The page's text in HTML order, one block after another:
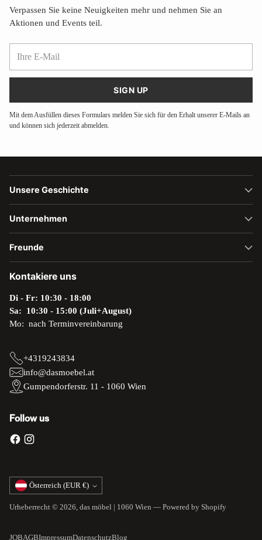
Verpassen Sie keine Neuigkeiten mehr und nehmen Sie an
Aktionen und Events teil.
SIGN UP
Mit dem Ausfüllen dieses Formulars melden Sie sich für den Erhalt unserer E-Mails an
und können sich jederzeit abmelden.
Unsere Geschichte
Unternehmen
Freunde
Kontakiere uns
Di - Fr: 10:30 - 18:00
Sa: 10:30 - 15:00 (Juli+August)
Mo: nach Terminvereinbarung
+4319243834
info@dasmoebel.at
Gumpendorferstr. 11 - 1060 Wien
Follow us
Währung Österreich (EUR €)
Urheberrecht © 2026, das möbel | 1060 Wien — Powered by Shopify
JOBAGBImpressumDatenschutzBlog